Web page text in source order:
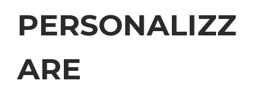
PERSONALIZZ
ARE